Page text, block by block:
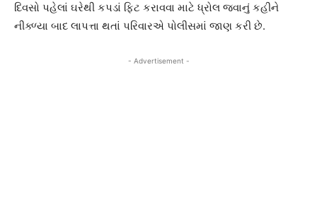
દિવસો પહેલાં ઘરેથી કપડાં ફિટ કરાવવા માટે ધ્રોલ જવાનું કહીને
નીક્ળ્યા બાદ લાપત્તા થતાં પરિવારએ પોલીસમાં જાણ કરી છે.
- Advertisement -